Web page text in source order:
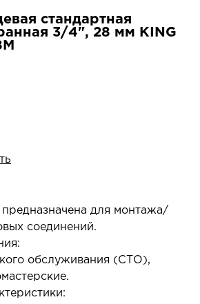
стандартная
3/4", 28 мм KING
предназначена для монтажа/
соединений.
обслуживания (СТО),